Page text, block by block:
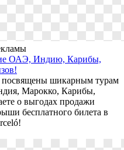
ОАЭ, Индию, Карибы,
посвящены шикарным турам
Марокко, Карибы,
о выгодах продажи
бесплатного билета в